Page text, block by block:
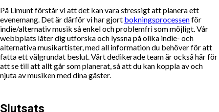
På Limunt förstår vi att det kan vara stressigt att planera ett
evenemang. Det är därför vi har gjort bokningsprocessenför
indie/alternativ musik så enkel och problemfri som möjligt. Vår
webbplats låter dig utforska och lyssna på olika indie- och
alternativa musikartister, med all information du behöver för att
fatta ett välgrundat beslut. Vårt dedikerade team är också här för
att se till att allt går som planerat, så att du kan koppla av och
njuta av musiken med dina gäster.
Slutsats